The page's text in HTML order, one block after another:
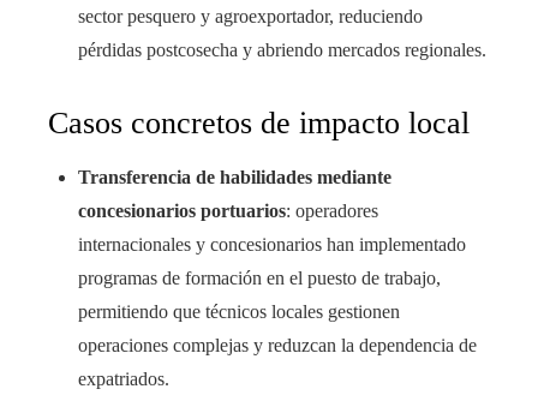
sector pesquero y agroexportador, reduciendo
pérdidas postcosecha y abriendo mercados regionales.
Casos concretos de impacto local
Transferencia de habilidades mediante
concesionarios portuarios: operadores
internacionales y concesionarios han implementado
programas de formación en el puesto de trabajo,
permitiendo que técnicos locales gestionen
operaciones complejas y reduzcan la dependencia de
expatriados.